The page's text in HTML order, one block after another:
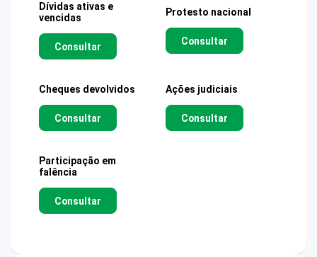
Dívidas ativas e
vencidas
Consultar
Protesto nacional
Consultar
Cheques devolvidos
Consultar
Ações judiciais
Consultar
Participação em
falência
Consultar